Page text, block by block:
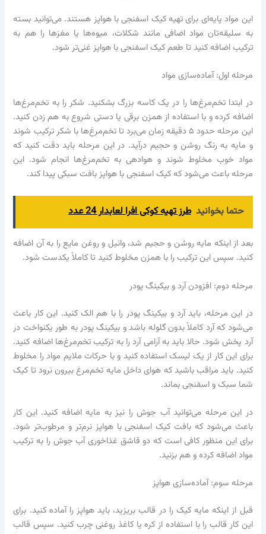
این مواد پایه‌ای برای تهیه کیک اسفنجی با هواپز هستند. می‌توانید بسته
به سلیقه‌تان مواد اضافی مانند شکلات، میوه‌ها یا مغزها را هم به
ترکیب اضافه کنید تا طعم کیک اسفنجی با هواپز غنی‌تر شود.
مرحله اول: آماده‌سازی مواد
در ابتدا تخم‌مرغ‌ها را در یک کاسه بزرگ بشکنید. شکر را به تخم‌مرغ‌ها
اضافه کرده و با استفاده از همزن برقی یا دستی شروع به هم زدن کنید.
این مرحله حدود ۵ دقیقه زمان می‌برد تا تخم‌مرغ‌ها با شکر ترکیب شوند
و مایه به رنگ روشن و حجیم درآید. در این مرحله باید دقت کنید که
مواد خوب مخلوط شوند و هوادهی به تخم‌مرغ‌ها انجام شود. این
مرحله باعث می‌شود که کیک اسفنجی با هواپز بافت سبکی پیدا کند.
حتما بخوانید طرز تهیه کوکی افرا لعابدار 24 عدد
بعد از اینکه مایه روشن و حجیم شد، وانیل و روغن مایع را به آن اضافه
کنید. سپس این ترکیب را با همزن مخلوط کنید تا کاملاً یکدست شود.
مرحله دوم: افزودن آرد و بیکینگ پودر
در این مرحله، باید آرد و بیکینگ پودر را با هم الک کنید. این کار باعث
می‌شود که آرد کاملاً بدون گلوله باشد و بیکینگ پودر به طور یکنواخت در
آرد پخش شود. حالا باید به آرامی آرد را به ترکیب تخم‌مرغ‌ها اضافه کنید.
برای این کار از یک لیسک استفاده کنید و با حرکات ملایم مواد را مخلوط
کنید. باید مراقب باشید که هوای داخل مایه تخم‌مرغ بیرون نرود تا کیک
شما سبک و اسفنجی بماند.
در این مرحله می‌توانید آب جوش را نیز به مایه اضافه کنید. این کار
باعث می‌شود که بافت کیک اسفنجی با هواپز نرم‌تر و مرطوب‌تر شود.
برای این منظور کافی است که دو قاشق غذاخوری آب جوش را به ترکیب
مواد اضافه کرده و هم بزنید.
مرحله سوم: آماده‌سازی هواپز
قبل از اینکه مایه کیک را در قالب بریزید، باید هواپز را آماده کنید. برای
این کار قالب را با استفاده از کره یا کاغذ روغنی چرب کنید. سپس قالب